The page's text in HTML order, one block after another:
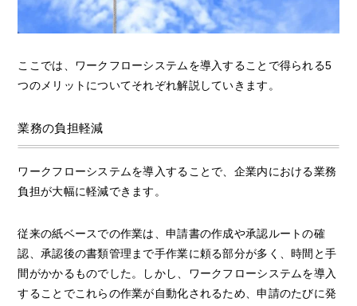
ここでは、ワークフローシステムを導入することで得られる5
つのメリットについてそれぞれ解説していきます。
業務の負担軽減
ワークフローシステムを導入することで、企業内における業務
負担が大幅に軽減できます。
従来の紙ベースでの作業は、申請書の作成や承認ルートの確
認、承認後の書類管理まで手作業に頼る部分が多く、時間と手
間がかかるものでした。しかし、ワークフローシステムを導入
することでこれらの作業が自動化されるため、申請のたびに発